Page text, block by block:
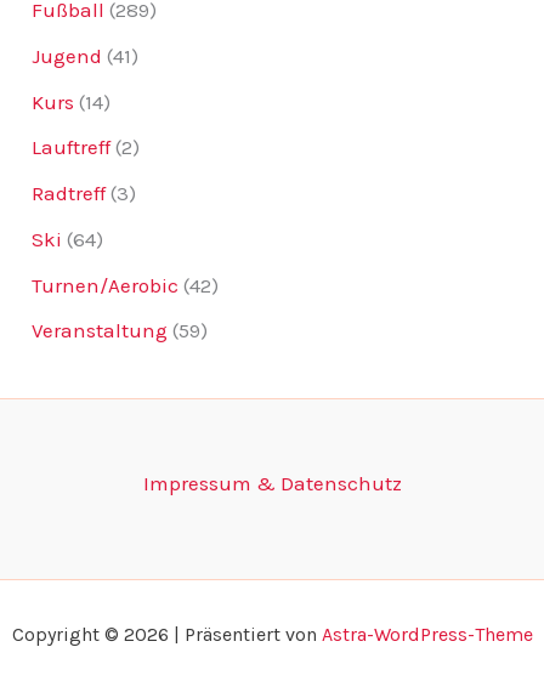
Fußball (289)
Jugend (41)
Kurs (14)
Lauftreff(2)
Radtreff(3)
Ski (64)
Turnen/Aerobic (42)
Veranstaltung (59)
Impressum & Datenschutz
Copyright © 2026 | Präsentiert von Astra-WordPress-Theme